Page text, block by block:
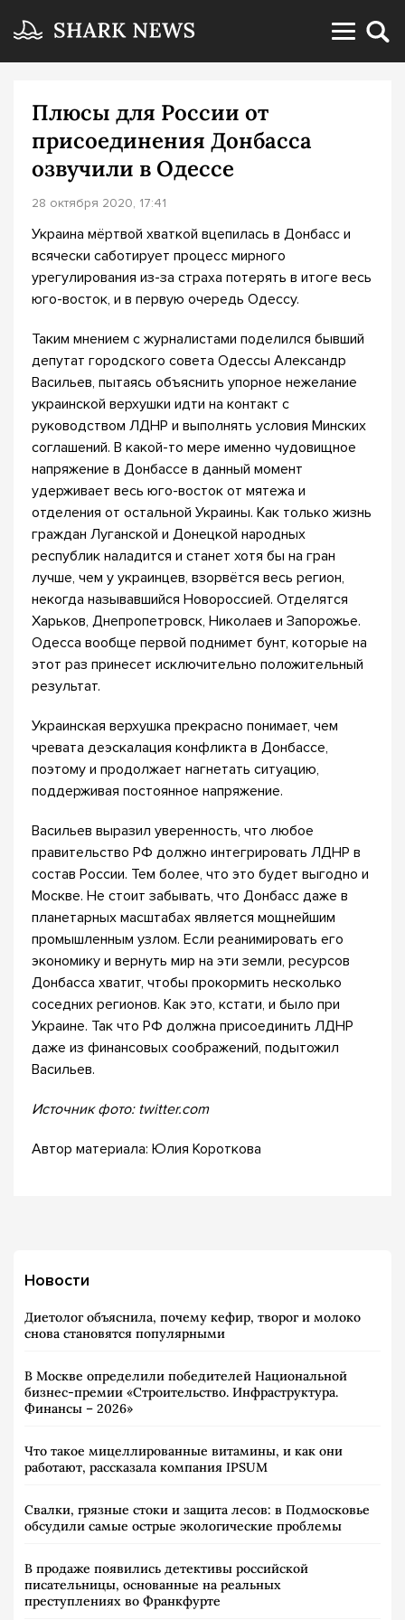
Плюсы для России от
присоединения Донбасса
озвучили в Одессе
28 октября 2020, 17:41
Украина мёртвой хваткой вцепилась в Донбасс и
всячески саботирует процесс мирного
урегулирования из-за страха потерять в итоге весь
юго-восток, и в первую очередь Одессу.
Таким мнением с журналистами поделился бывший
депутат городского совета Одессы Александр
Васильев, пытаясь объяснить упорное нежелание
украинской верхушки идти на контакт с
руководством ЛДНР и выполнять условия Минских
соглашений. В какой-то мере именно чудовищное
напряжение в Донбассе в данный момент
удерживает весь юго-восток от мятежа и
отделения от остальной Украины. Как только жизнь
граждан Луганской и Донецкой народных
республик наладится и станет хотя бы на гран
лучше, чем у украинцев, взорвётся весь регион,
некогда называвшийся Новороссией. Отделятся
Харьков, Днепропетровск, Николаев и Запорожье.
Одесса вообще первой поднимет бунт, которые на
этот раз принесет исключительно положительный
результат.
Украинская верхушка прекрасно понимает, чем
чревата деэскалация конфликта в Донбассе,
поэтому и продолжает нагнетать ситуацию,
поддерживая постоянное напряжение.
Васильев выразил уверенность, что любое
правительство РФ должно интегрировать ЛДНР в
состав России. Тем более, что это будет выгодно и
Москве. Не стоит забывать, что Донбасс даже в
планетарных масштабах является мощнейшим
промышленным узлом. Если реанимировать его
экономику и вернуть мир на эти земли, ресурсов
Донбасса хватит, чтобы прокормить несколько
соседних регионов. Как это, кстати, и было при
Украине. Так что РФ должна присоединить ЛДНР
даже из финансовых соображений, подытожил
Васильев.
Источник фото: twitter.com
Автор материала: Юлия Короткова
Новости
Диетолог объяснила, почему кефир, творог и молоко
снова становятся популярными
В Москве определили победителей Национальной
бизнес-премии «Строительство. Инфраструктура.
Финансы – 2026»
Что такое мицеллированные витамины, и как они
работают, рассказала компания IPSUM
Свалки, грязные стоки и защита лесов: в Подмосковье
обсудили самые острые экологические проблемы
В продаже появились детективы российской
писательницы, основанные на реальных
преступлениях во Франкфурте